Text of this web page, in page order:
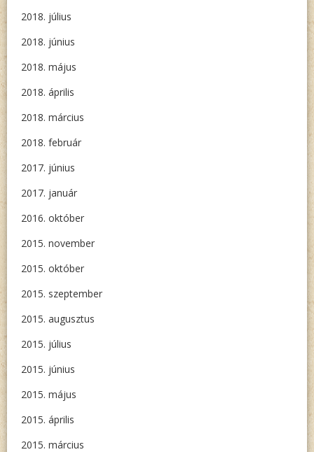
2018. július
2018. június
2018. május
2018. április
2018. március
2018. február
2017. június
2017. január
2016. október
2015. november
2015. október
2015. szeptember
2015. augusztus
2015. július
2015. június
2015. május
2015. április
2015. március